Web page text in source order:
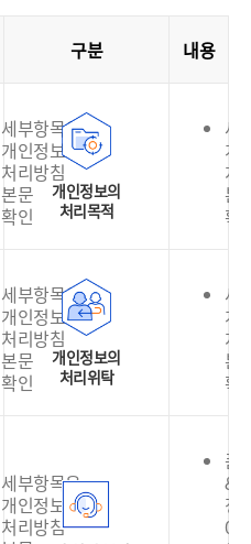
구분 내용
세부항목은
개인정보
처리방침
본문
확인
개인정보의
처리목적
세
개
처
본
확
세부항목은
개인정보
처리방침
본문
확인
개인정보의
처리위탁
세
개
처
본
확
세부항목은
개인정보
처리방침
품
&
정
02-